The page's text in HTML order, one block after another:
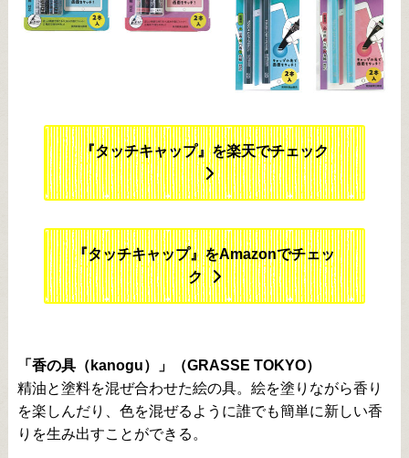
『タッチキャップ』を楽天でチェック
『タッチキャップ』をAmazonでチェッ
ク
「香の具（kanogu）」（GRASSE TOKYO）
精油と塗料を混ぜ合わせた絵の具。絵を塗りながら香り
を楽しんだり、色を混ぜるように誰でも簡単に新しい香
りを生み出すことができる。